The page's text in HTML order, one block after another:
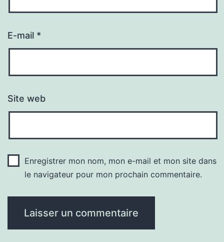
E-mail *
Site web
Enregistrer mon nom, mon e-mail et mon site dans
le navigateur pour mon prochain commentaire.